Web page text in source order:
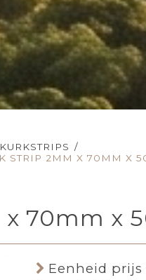
/
STRIP 2MM X 70MM X
70mm x
Eenheid prijs